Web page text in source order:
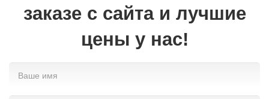
заказе с сайта и лучшие
цены у нас!